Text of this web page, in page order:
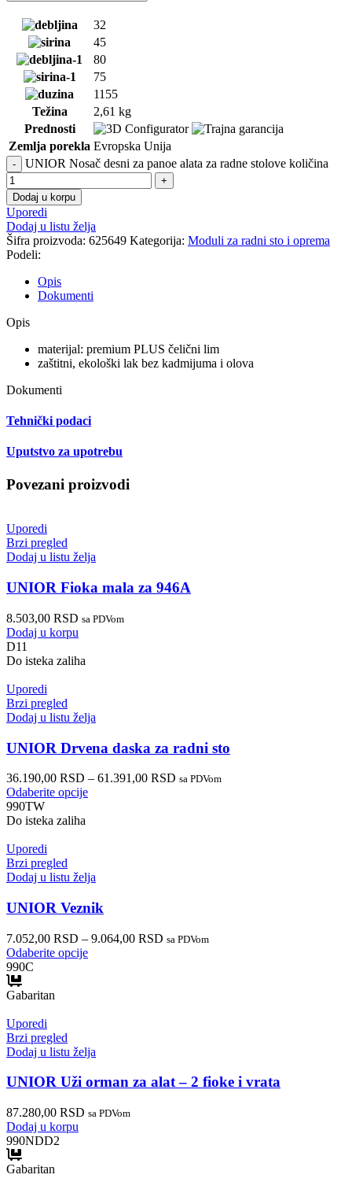
32
45
80
75
1155
Težina
2,61 kg
Prednosti
Zemlja porekla Evropska Unija
UNIOR Nosač desni za panoe alata za radne stolove količina
Dodaj u korpu
Uporedi
Dodaj u listu želja
Šifra proizvoda: 625649 Kategorija: Moduli za radni sto i oprema
Podeli:
Opis
Dokumenti
Opis
materijal: premium PLUS čelični lim
zaštitni, ekološki lak bez kadmijuma i olova
Dokumenti
Tehnički podaci
Uputstvo za upotrebu
Povezani proizvodi
Uporedi
Brzi pregled
Dodaj u listu želja
UNIOR Fioka mala za 946A
8.503,00 RSD sa PDVom
Dodaj u korpu
D11
Do isteka zaliha
Uporedi
Brzi pregled
Dodaj u listu želja
UNIOR Drvena daska za radni sto
36.190,00 RSD – 61.391,00 RSD sa PDVom
Odaberite opcije
990TW
Do isteka zaliha
Uporedi
Brzi pregled
Dodaj u listu želja
UNIOR Veznik
7.052,00 RSD – 9.064,00 RSD sa PDVom
Odaberite opcije
990C
Gabaritan
Uporedi
Brzi pregled
Dodaj u listu želja
UNIOR Uži orman za alat – 2 fioke i vrata
87.280,00 RSD sa PDVom
Dodaj u korpu
990NDD2
Gabaritan